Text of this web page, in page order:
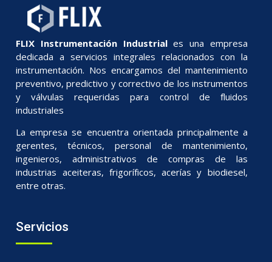
FLIX Instrumentación Industriales una empresa
dedicada a servicios integrales relacionados con la
instrumentación. Nos encargamos del mantenimiento
preventivo, predictivo y correctivo de los instrumentos
y válvulas requeridas para control de fluidos
industriales
La empresa se encuentra orientada principalmente a
gerentes, técnicos, personal de mantenimiento,
ingenieros, administrativos de compras de las
industrias aceiteras, frigoríficos, acerías y biodiesel,
entre otras.
Servicios